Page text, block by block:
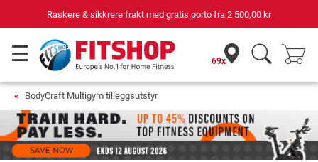
Raskere & sikkrere frakt med gratis porto fra 2 500,00 kr
69x
BodyCraft Multigym tilleggsutstyr